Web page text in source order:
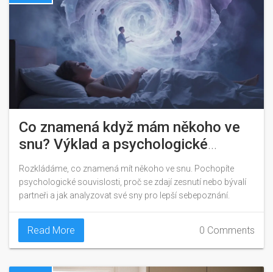
Co znamená když mám někoho ve
snu? Výklad a psychologické
souvislosti
Rozkládáme, co znamená mít někoho ve snu. Pochopíte
psychologické souvislosti, proč se zdají zesnutí nebo bývalí
partneři a jak analyzovat své sny pro lepší sebepoznání.
Read More 0 Comments